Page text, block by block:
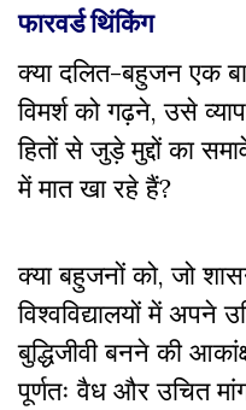
फारवर्ड थिंकिंग
क्या दलित-बहुजन एक
विमर्श को गढ़ने, उसे
हितों से जुड़े मुद्दों का
में मात खा रहे हैं?
क्या बहुजनों को, जो
विश्वविद्यालयों में अपने
बुद्धिजीवी बनने की
पूर्णतः वैध और उचित